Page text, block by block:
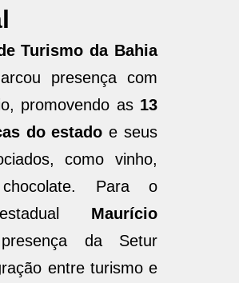
Turismo da Bahia
presença com
promovendo as 13
do estado e seus
como vinho,
Para o
Maurício
da Setur
entre turismo e